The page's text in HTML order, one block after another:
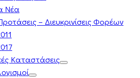
Νέα
– Διευκρινίσεις Φορέων
Καταστάσεις